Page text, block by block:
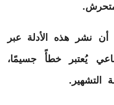
نشر هذه الأدلة عبر
يُعتبر خطأً جسيمًا،
التشهير.